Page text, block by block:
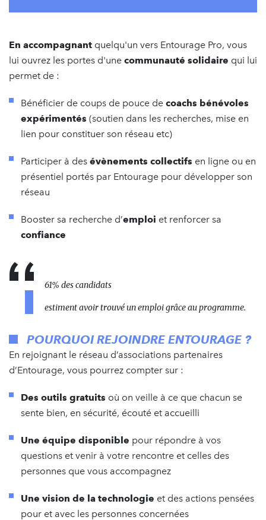
En accompagnant quelqu'un vers Entourage Pro, vous
lui ouvrez les portes d'une communauté solidaire qui lui
permet de :
Bénéficier de coups de pouce de coachs bénévoles
expérimentés (soutien dans les recherches, mise en
lien pour constituer son réseau etc)
Participer à des évènements collectifs en ligne ou en
présentiel portés par Entourage pour développer son
réseau
Booster sa recherche d’emploi et renforcer sa
confiance
61% des candidats
estiment avoir trouvé un emploi grâce au programme.
POURQUOI REJOINDRE ENTOURAGE ?
En rejoignant le réseau d’associations partenaires
d’Entourage, vous pourrez compter sur :
Des outils gratuits où on veille à ce que chacun se
sente bien, en sécurité, écouté et accueilli
Une équipe disponible pour répondre à vos
questions et venir à votre rencontre et celles des
personnes que vous accompagnez
Une vision de la technologie et des actions pensées
pour et avec les personnes concernées